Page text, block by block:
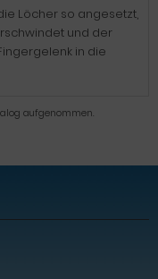
Löcher so angesetzt,
und der
in die
aufgenommen.